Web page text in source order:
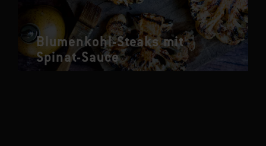
Blumenkohl-Steaks mit
Spinat-Sauce